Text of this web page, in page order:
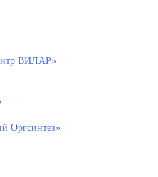
ВИЛАР»
Оргсинтез»